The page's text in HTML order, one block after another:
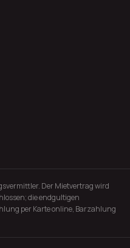
Der Mietvertrag wird
die endgultigen
per Karte online, Barzahlung